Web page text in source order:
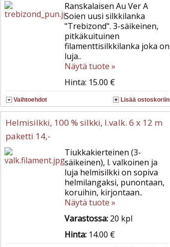
Ranskalaisen Au Ver A
Soien uusi silkkilanka
"Trebizond". 3-säikeinen,
pitkäkuituinen
filamenttisilkkilanka joka on
luja..
Näytä tuote »
Hinta: 15.00 €
Vaihtoehdot Lisää ostoskoriin
Helmisilkki, 100 % silkki, l.valk. 6 x 12 m
paketti 14,-
Tiukkakierteinen (3-
säikeinen), l. valkoinen ja
luja helmisilkki on sopiva
helmilangaksi, punontaan,
koruihin, kirjontaan..
Näytä tuote »
Varastossa: 20 kpl
Hinta: 14.00 €